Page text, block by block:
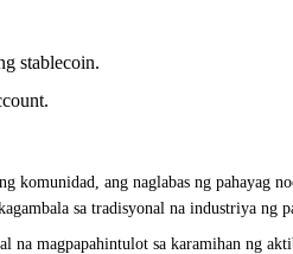
stablecoin.
komunidad, ang naglabas ng pahayag
sa tradisyonal na industriya ng
na magpapahintulot sa karamihan ng